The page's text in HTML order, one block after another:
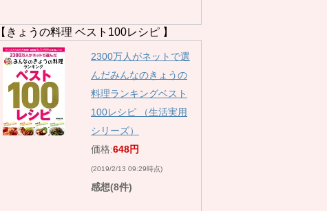
【きょうの料理 ベスト100レシピ 】
2300万人がネットで選
んだみんなのきょうの
料理ランキングベスト
100レシピ （生活実用
シリーズ）
価格:648円
(2019/2/13 09:29時点)
感想(8件)